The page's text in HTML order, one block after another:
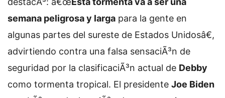
semana peligrosa y larga para la gente en
algunas partes del sureste de Estados Unidosâ€,
advirtiendo contra una falsa sensaciÃ³n de
seguridad por la clasificaciÃ³n actual de Debby
como tormenta tropical. El presidente Joe Biden